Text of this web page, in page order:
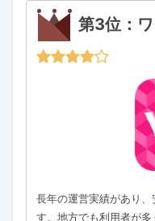
第3位：
長年の運営実績があり
す。地方でも利用者が